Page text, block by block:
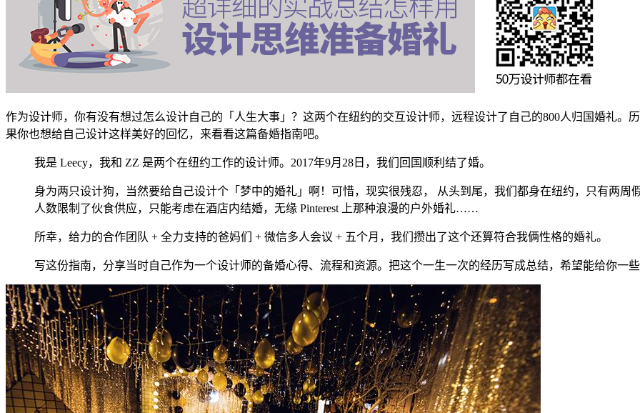
作为设计师，你有没有想过怎么设计自己的「人生大事」？这两个在纽约的交互设计师，远程设计了自己的800人归国婚礼。
果你也想给自己设计这样美好的回忆，来看看这篇备婚指南吧。
我是 Leecy，我和 ZZ 是两个在纽约工作的设计师。2017年9月28日，我们回国顺利结了婚。
身为两只设计狗，当然要给自己设计个「梦中的婚礼」啊！可惜，现实很残忍， 从头到尾，我们都身在纽约，只有两周
人数限制了伙食供应，只能考虑在酒店内结婚，无缘 Pinterest 上那种浪漫的户外婚礼……
所幸，给力的合作团队 + 全力支持的爸妈们 + 微信多人会议 + 五个月，我们攒出了这个还算符合我俩性格的婚礼。
写这份指南，分享当时自己作为一个设计师的备婚心得、流程和资源。把这个一生一次的经历写成总结，希望能给你一